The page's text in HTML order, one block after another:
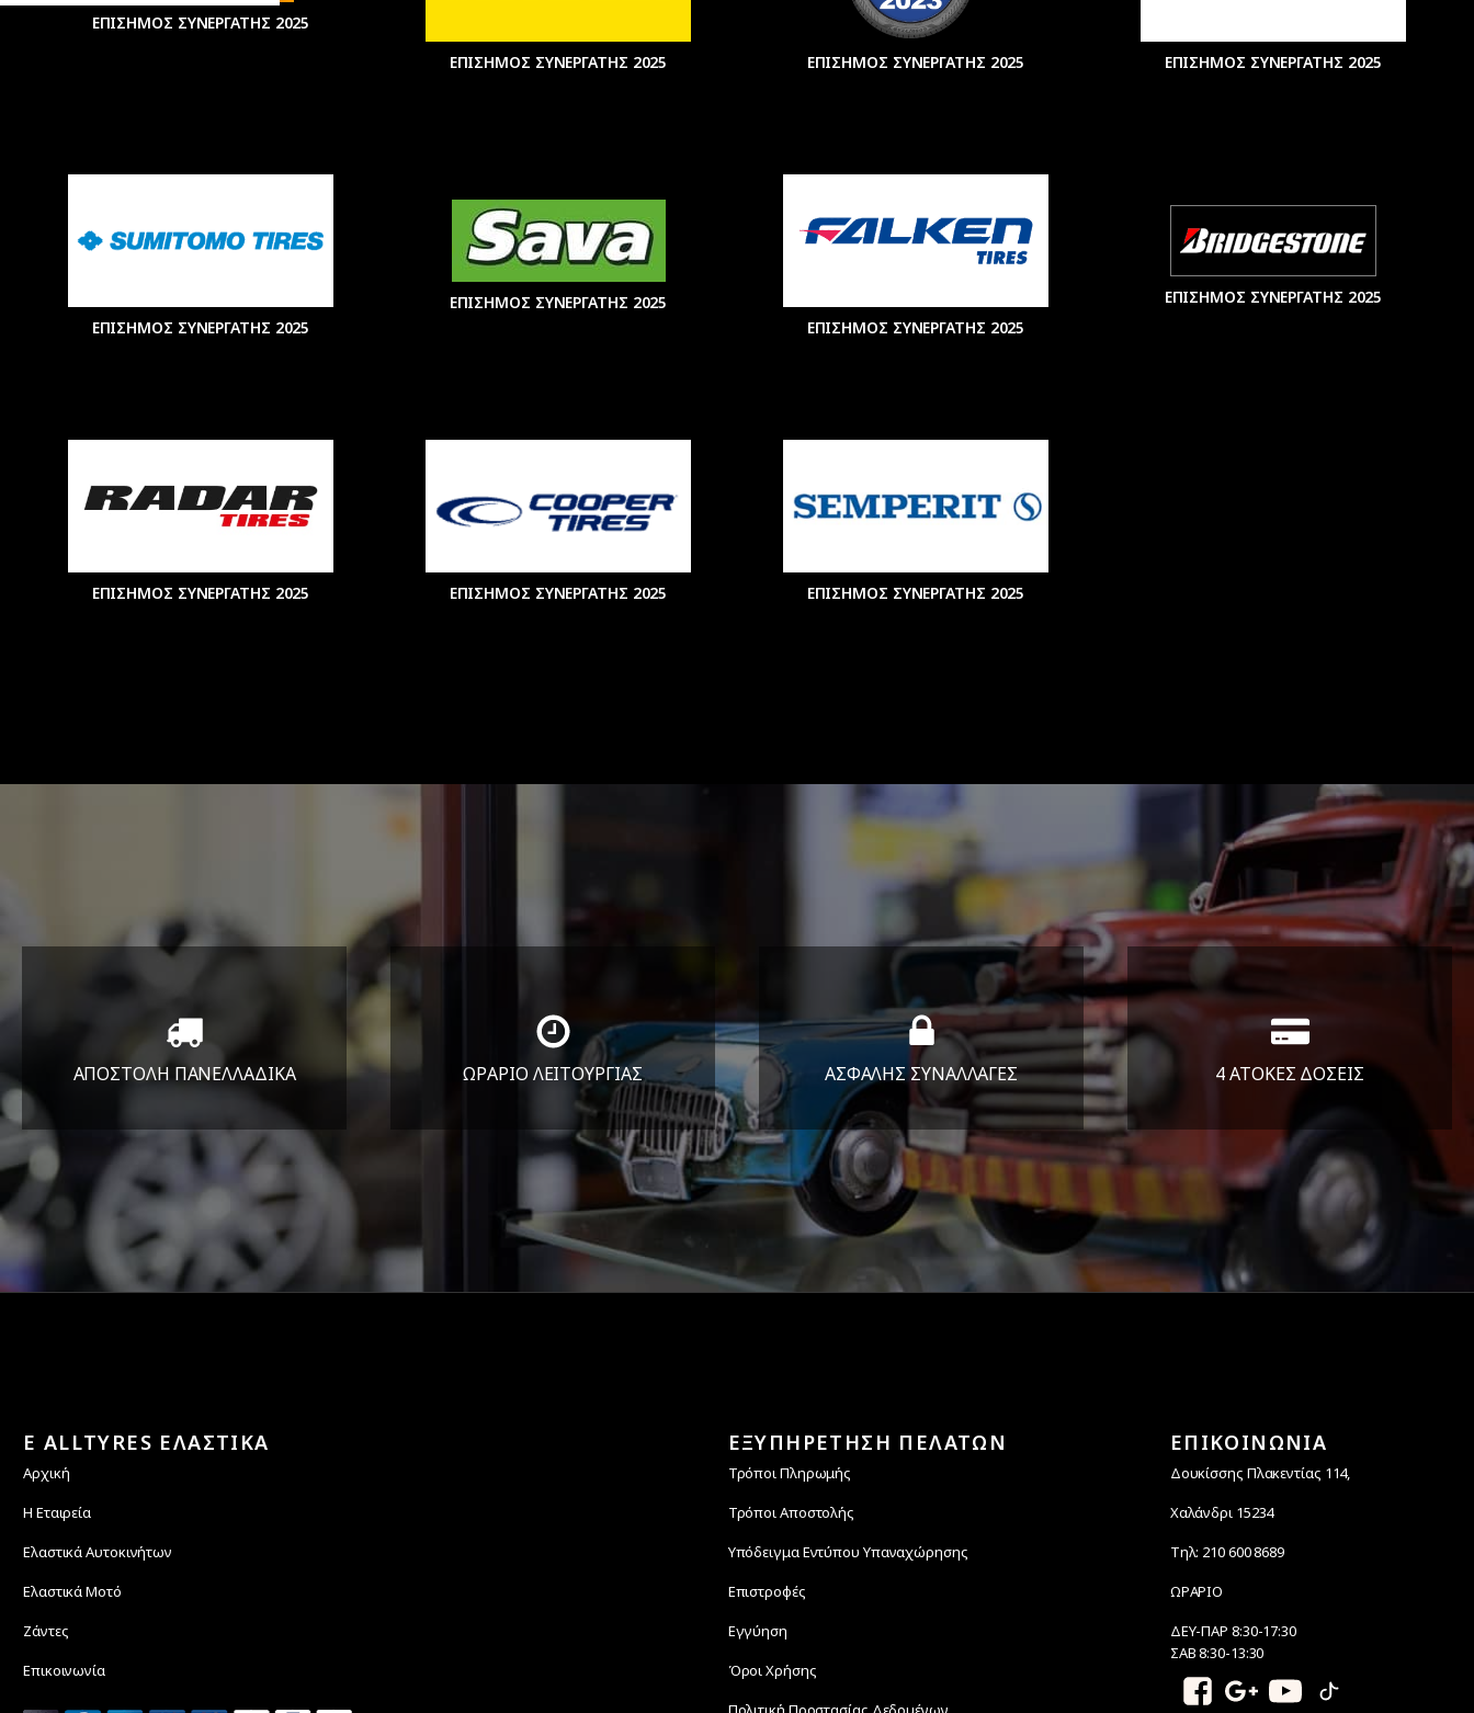
ΕΠΙΣΗΜΟΣ ΣΥΝΕΡΓΑΤΗΣ 2025
ΕΠΙΣΗΜΟΣ ΣΥΝΕΡΓΑΤΗΣ 2025
ΕΠΙΣΗΜΟΣ ΣΥΝΕΡΓΑΤΗΣ 2025 ΕΠΙΣΗΜΟΣ ΣΥΝΕΡΓΑΤΗΣ 2025
ΕΠΙΣΗΜΟΣ ΣΥΝΕΡΓΑΤΗΣ 2025
ΕΠΙΣΗΜΟΣ ΣΥΝΕΡΓΑΤΗΣ 2025
ΕΠΙΣΗΜΟΣ ΣΥΝΕΡΓΑΤΗΣ 2025
ΕΠΙΣΗΜΟΣ ΣΥΝΕΡΓΑΤΗΣ 2025
ΕΠΙΣΗΜΟΣ ΣΥΝΕΡΓΑΤΗΣ 2025 ΕΠΙΣΗΜΟΣ ΣΥΝΕΡΓΑΤΗΣ 2025 ΕΠΙΣΗΜΟΣ ΣΥΝΕΡΓΑΤΗΣ 2025
ΑΠΟΣΤΟΛΗ ΠΑΝΕΛΛΑΔΙΚA
Όπου και αν είστε θα σας
στείλουμε τα ελαστικά σας
ΩΡΑΡΙΟ ΛΕΙΤΟΥΡΓΙΑΣ
ΔΕΥ-ΠΑΡ 8:30-17:30
ΑΣΦΑΛΗΣ ΣΥΝΑΛΛΑΓΕΣ
Εγγυόμαστε την ασφάλεια
των συναλλαγών σας.
4 ΑΤΟΚΕΣ ΔΟΣΕΙΣ
Υποστηρίζουμε μέχρι και 4
άτοκες δόσεις
E ALLTYRES ΕΛΑΣΤΙΚΑ
Αρχική
Η Εταιρεία
Ελαστικά Αυτοκινήτων
Ελαστικά Μοτό
Ζάντες
Επικοινωνία
ΕΞΥΠΗΡΕΤΗΣΗ ΠΕΛΑΤΩΝ
Τρόποι Πληρωμής
Τρόποι Αποστολής
Υπόδειγμα Εντύπου Υπαναχώρησης
Επιστροφές
Εγγύηση
Όροι Χρήσης
ΕΠΙΚΟΙΝΩΝΙΑ
Δουκίσσης Πλακεντίας 114,
Χαλάνδρι 15234
Τηλ: 210 600 8689
ΩΡΑΡΙΟ
ΔΕΥ-ΠΑΡ 8:30-17:30
ΣΑΒ 8:30-13:30